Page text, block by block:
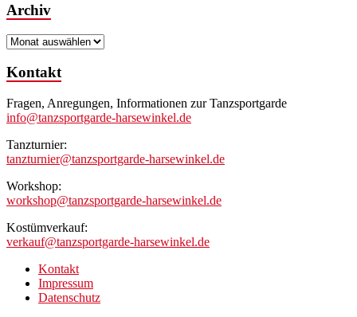
Archiv
Archiv
Kontakt
Fragen, Anregungen, Informationen zur Tanzsportgarde
info@tanzsportgarde-harsewinkel.de
Tanzturnier:
tanzturnier@tanzsportgarde-harsewinkel.de
Workshop:
workshop@tanzsportgarde-harsewinkel.de
Kostümverkauf:
verkauf@tanzsportgarde-harsewinkel.de
Kontakt
Impressum
Datenschutz